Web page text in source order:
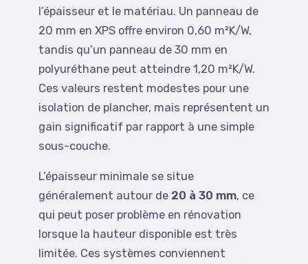
l’épaisseur et le matériau. Un panneau de
20 mm en XPS offre environ 0,60 m²K/W,
tandis qu’un panneau de 30 mm en
polyuréthane peut atteindre 1,20 m²K/W.
Ces valeurs restent modestes pour une
isolation de plancher, mais représentent un
gain significatif par rapport à une simple
sous-couche.
L’épaisseur minimale se situe
généralement autour de 20 à 30 mm, ce
qui peut poser problème en rénovation
lorsque la hauteur disponible est très
limitée. Ces systèmes conviennent